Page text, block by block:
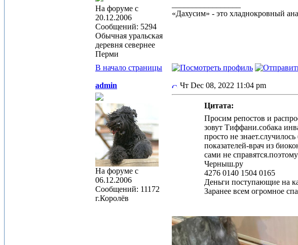
На форуме с
20.12.2006
Сообщений: 5294
Обычная уральская
деревня севернее
Перми
«Дахусим» - это хладнокровный
В начало страницы
admin
На форуме с
06.12.2006
Сообщений: 11172
г.Королёв
Чт Dec 08, 2022 11:04 pm
Цитата:
Просим репостов и
зовут Тиффани.собака
просто не
показателей-врач из
сами не
Черныш.ру
4276 0140 1504 0165
Деньги поступающие на
Заранее всем огромное